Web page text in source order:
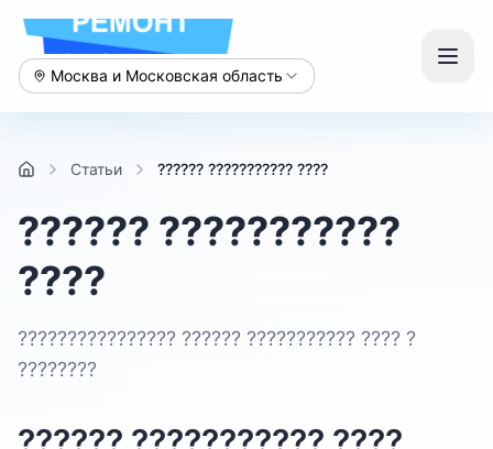
Москва и Московская область
Статьи ?????? ??????????? ????
?????? ???????????
????
???????????????? ?????? ??????????? ???? ?
????????